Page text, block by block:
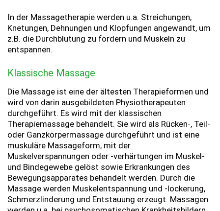
In der Massagetherapie werden u.a. Streichungen,
Knetungen, Dehnungen und Klopfungen angewandt, um
z.B. die Durchblutung zu fördern und Muskeln zu
entspannen.
Klassische Massage
Die Massage ist eine der ältesten Therapieformen und
wird von darin ausgebildeten Physiotherapeuten
durchgeführt. Es wird mit der klassischen
Therapiemassage behandelt. Sie wird als Rücken-, Teil-
oder Ganzkörpermassage durchgeführt und ist eine
muskuläre Massageform, mit der
Muskelverspannungen oder -verhärtungen im Muskel-
und Bindegewebe gelöst sowie Erkrankungen des
Bewegungsapparates behandelt werden. Durch die
Massage werden Muskelentspannung und -lockerung,
Schmerzlinderung und Entstauung erzeugt. Massagen